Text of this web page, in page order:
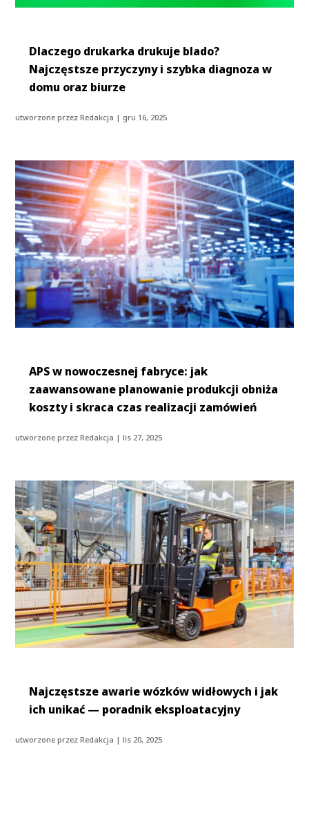
Dlaczego drukarka drukuje blado?
Najczęstsze przyczyny i szybka diagnoza w
domu oraz biurze
utworzone przezRedakcja | gru 16, 2025
APS w nowoczesnej fabryce: jak
zaawansowane planowanie produkcji obniża
koszty i skraca czas realizacji zamówień
utworzone przezRedakcja |lis 27, 2025
Najczęstsze awarie wózków widłowych i jak
ich unikać — poradnik eksploatacyjny
utworzone przezRedakcja |lis 20, 2025